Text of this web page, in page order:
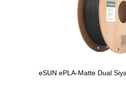
eSUN ePLA-Matte Dual